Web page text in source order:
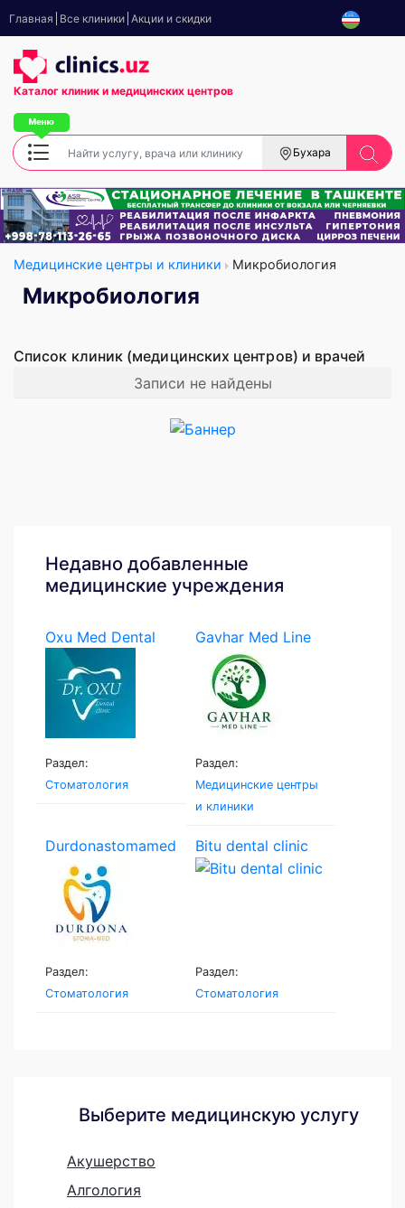
Главная Все клиники Акции и скидки
Каталог клиник и медицинских центров
Бухара
Медицинские центры и клиники Микробиология
Микробиология
Список клиник (медицинских центров) и врачей
Записи не найдены
Недавно добавленные
медицинские учреждения
Oxu Med Dental
Раздел:
Стоматология
Gavhar Med Line
Раздел:
Медицинские центры
и клиники
Durdonastomamed
Раздел:
Стоматология
Bitu dental clinic
Раздел:
Стоматология
Выберите медицинскую услугу
Акушерство
Алгология